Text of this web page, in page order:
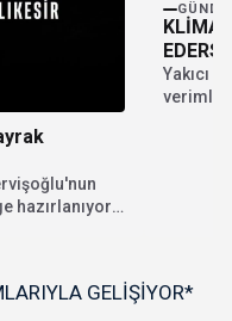
hazırlanıyor.
Yakıcı
GELİŞİYOR*